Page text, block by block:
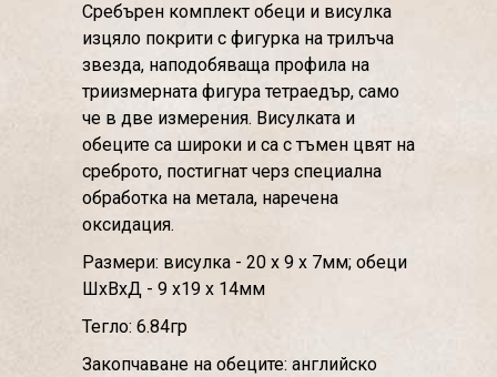
Сребърен комплект обеци и висулка
изцяло покрити с фигурка на трилъча
звезда, наподобяваща профила на
триизмерната фигура тетраедър, само
че в две измерения. Висулката и
обеците са широки и са с тъмен цвят на
среброто, постигнат черз специална
обработка на метала, наречена
оксидация.
Размери: висулка - 20 х 9 х 7мм; обеци
ШхВхД - 9 х19 х 14мм
Тегло: 6.84гр
Закопчаване на обеците: английско